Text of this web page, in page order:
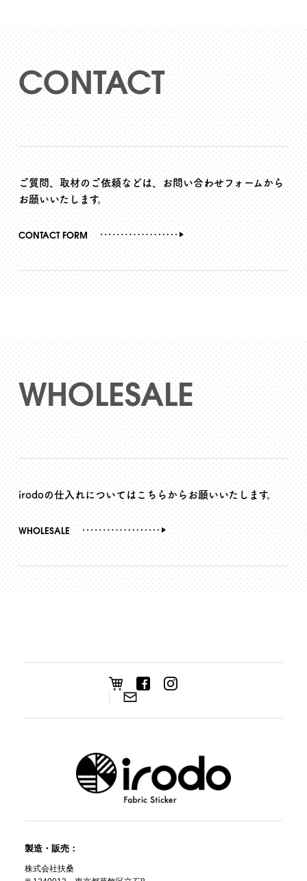
CONTACT
ご質問、取材のご依頼などは、お問い合わせフォームから
お願いいたします。
CONTACT FORM
WHOLESALE
irodoの仕入れについてはこちらからお願いいたします。
WHOLESALE
製造・販売：
株式会社扶桑